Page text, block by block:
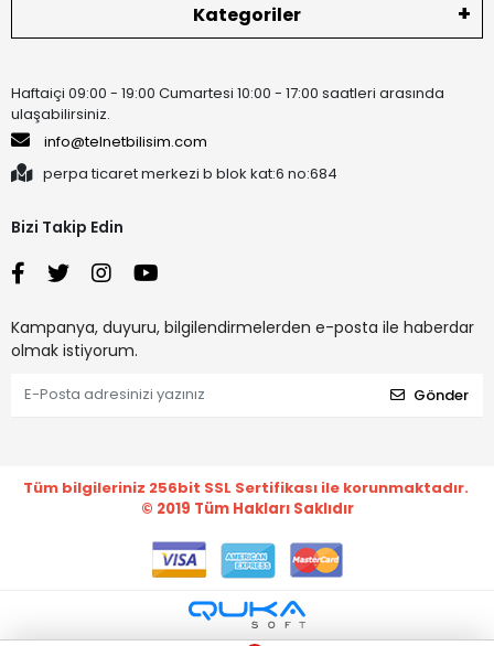
Kategoriler
Haftaiçi 09:00 - 19:00 Cumartesi 10:00 - 17:00 saatleri arasında
ulaşabilirsiniz.
info@telnetbilisim.com
perpa ticaret merkezi b blok kat:6 no:684
Bizi Takip Edin
Kampanya, duyuru, bilgilendirmelerden e-posta ile haberdar
olmak istiyorum.
Gönder
Tüm bilgileriniz 256bit SSL Sertifikası ile korunmaktadır.
© 2019 Tüm Hakları Saklıdır